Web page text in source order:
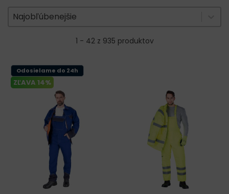
Zoradenie produktov
Sort content
Najobľúbenejšie
Sort content
1 - 42 z 935 produktov
ZĽAVA 14%
Odosielame do 24h